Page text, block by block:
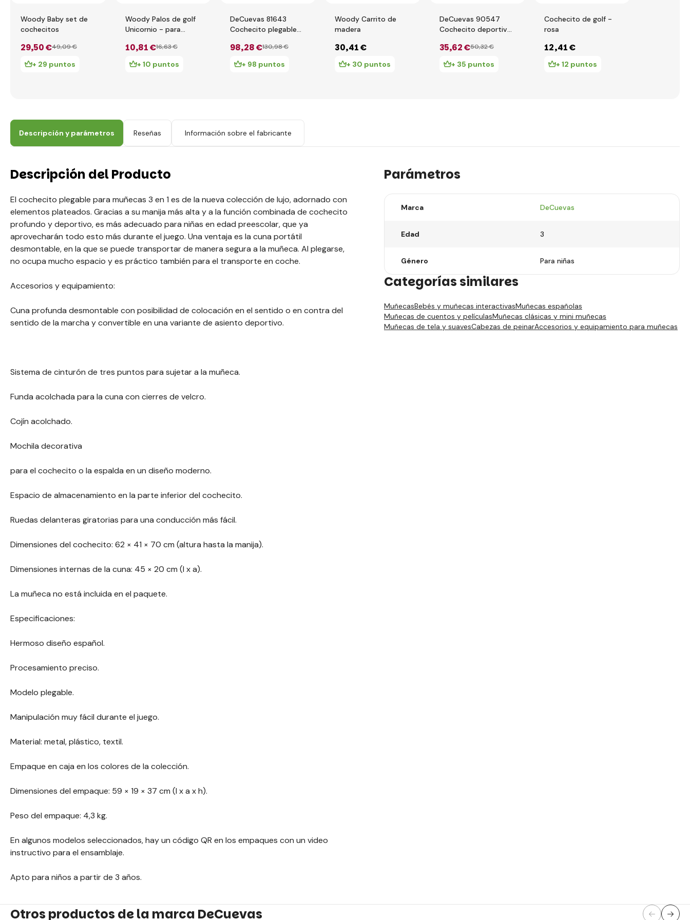
Woody Baby set de
cochecitos
29,50 €49,09 €
+ 29 puntos
Woody Palos de golf
Unicornio - para
10,81 €16,63 €
+ 10 puntos
DeCuevas 81643
Cochecito plegable
con bolsa de
transporte DIDI 2021
- 75 cm
98,28 €130,98 €
+ 98 puntos
Woody Carrito de
madera
30,41 €
+ 30 puntos
DeCuevas 90547
Cochecito deportivo
muñeca de peluche
PIPO 2022 - 55 cm
35,62 €50,32 €
+ 35 puntos
Cochecito de golf -
rosa
12,41 €
+ 12 puntos
Descripción y parámetros Reseñas Información sobre el fabricante
Descripción del Producto
El cochecito plegable para muñecas 3 en 1 es de la nueva colección de lujo, adornado con
elementos plateados. Gracias a su manija más alta y a la función combinada de cochecito
profundo y deportivo, es más adecuado para niñas en edad preescolar, que ya
aprovecharán todo esto más durante el juego. Una ventaja es la cuna portátil
desmontable, en la que se puede transportar de manera segura a la muñeca. Al plegarse,
no ocupa mucho espacio y es práctico también para el transporte en coche.
Accesorios y equipamiento:
Cuna profunda desmontable con posibilidad de colocación en el sentido o en contra del
sentido de la marcha y convertible en una variante de asiento deportivo.
Sistema de cinturón de tres puntos para sujetar a la muñeca.
Funda acolchada para la cuna con cierres de velcro.
Cojín acolchado.
Mochila decorativa
para el cochecito o la espalda en un diseño moderno.
Espacio de almacenamiento en la parte inferior del cochecito.
Ruedas delanteras giratorias para una conducción más fácil.
Dimensiones del cochecito: 62 × 41 × 70 cm (altura hasta la manija).
Dimensiones internas de la cuna: 45 × 20 cm (l x a).
La muñeca no está incluida en el paquete.
Especificaciones:
Hermoso diseño español.
Procesamiento preciso.
Modelo plegable.
Manipulación muy fácil durante el juego.
Material: metal, plástico, textil.
Empaque en caja en los colores de la colección.
Dimensiones del empaque: 59 × 19 × 37 cm (l x a x h).
Peso del empaque: 4,3 kg.
En algunos modelos seleccionados, hay un código QR en los empaques con un video
instructivo para el ensamblaje.
Apto para niños a partir de 3 años.
Parámetros
Marca DeCuevas
Edad 3
Género Para niñas
Categorías similares
MuñecasBebés y muñecas interactivasMuñecas españolas
Muñecas de cuentos y películasMuñecas clásicas y mini muñecas
Muñecas de tela y suavesCabezas de peinarAccesorios y equipamiento para muñecas
Otros productos de la marca DeCuevas